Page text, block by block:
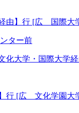
由】行 [広 国際大
ター前
化大学・国際大
行 [広 文化学園大